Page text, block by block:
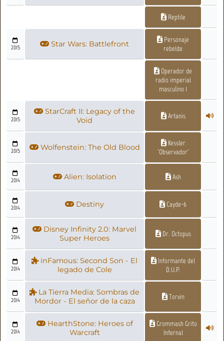
Reptile
2015 Star Wars: Battlefront
Personaje
rebelde
Operador de
radio imperial
masculino 1
2015
StarCraft II: Legacy of the
Void
Artanis
2015 Wolfenstein: The Old Blood
Kessler
'Observador'
2014 Alien: Isolation Ash
2014 Destiny Cayde-6
2014
Disney Infinity 2.0: Marvel
Super Heroes
Dr. Octopus
2014
inFamous: Second Son - El
legado de Cole
Informante del
D.U.P.
2014
La Tierra Media: Sombras de
Mordor - El señor de la caza
Torvin
2014
HearthStone: Heroes of
Warcraft
Grommash Grito
Infernal